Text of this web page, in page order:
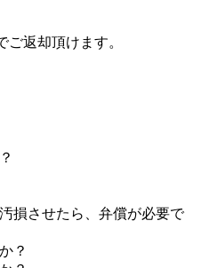
返却頂けます。
損させたら、弁償が必要で
？